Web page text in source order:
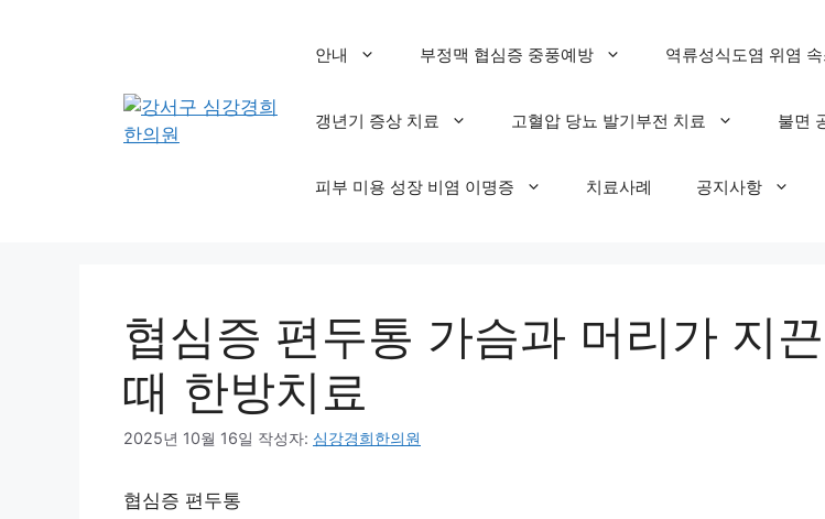
안내 부정맥 협심증 중풍예방 역류성식도염 위염
갱년기 증상 치료 고혈압 당뇨 발기부전 치료 불면
피부 미용 성장 비염 이명증 치료사례 공지사항
협심증 편두통 가슴과 머리가 지
때 한방치료
2025년 10월 16일 작성자: 심강경희한의원
협심증 편두통